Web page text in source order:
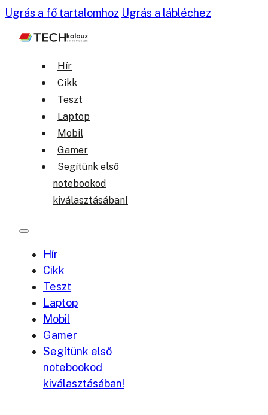
Ugrás a fő tartalomhoz Ugrás a lábléchez
Hír
Cikk
Teszt
Laptop
Mobil
Gamer
Segítünk első
notebookod
kiválasztásában!
Hír
Cikk
Teszt
Laptop
Mobil
Gamer
Segítünk első
notebookod
kiválasztásában!